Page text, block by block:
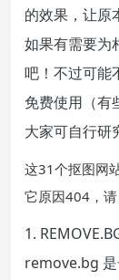
的效果，让原
如果有需要为
吧！不过可能
免费使用（有
大家可自行研
这31个抠图网
它原因404，请
1.
remove.bg 是